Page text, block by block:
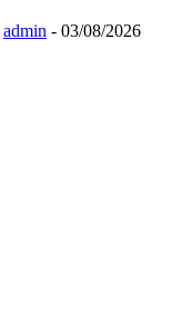
admin - 03/08/2026